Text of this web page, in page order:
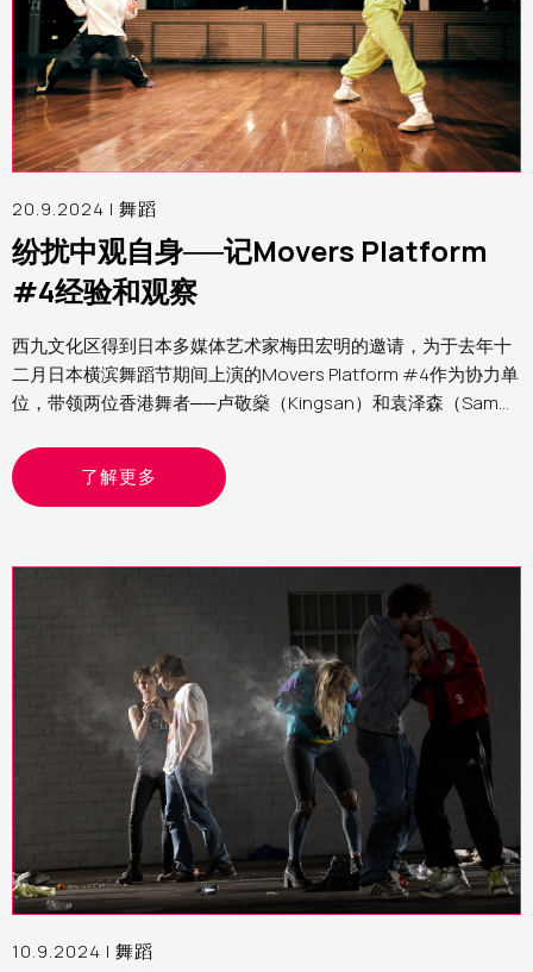
20.9.2024 | 舞蹈
纷扰中观自身──记Movers Platform
#4经验和观察
西九文化区得到日本多媒体艺术家梅田宏明的邀请，为于去年十
二月日本横滨舞蹈节期间上演的Movers Platform #4作为协力单
位，带领两位香港舞者──卢敬燊（Kingsan）和袁泽森（Sam）
制作人（舞蹈）Yvonne，分享这个计划的经验和观察
了解更多
10.9.2024 | 舞蹈